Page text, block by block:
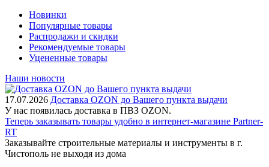
Новинки
Популярные товары
Распродажи и скидки
Рекомендуемые товары
Уцененные товары
Наши новости
17.07.2026 Доставка OZON до Вашего пункта выдачи
У нас появилась доставка в ПВЗ OZON.
Теперь заказывать товары удобно в интернет-магазине Partner-
RT
Заказывайте строительные материалы и инструменты в г.
Чистополь не выходя из дома